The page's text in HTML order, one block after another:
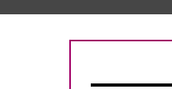
همکاری با ما